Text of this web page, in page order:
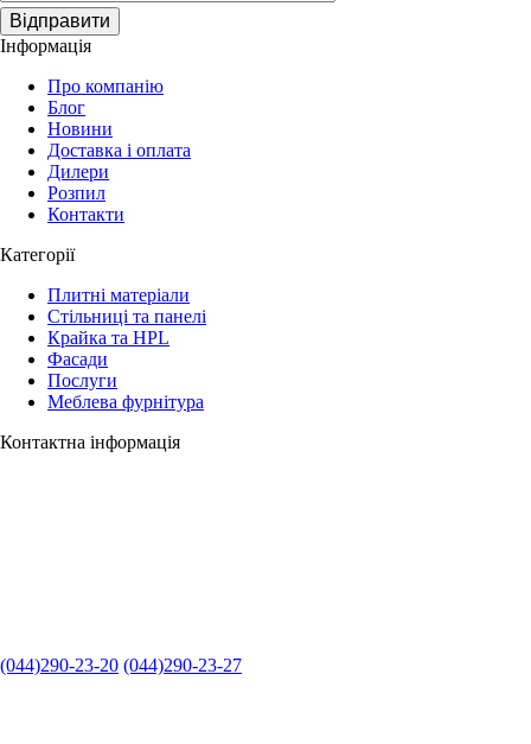
Відправити
Інформація
Про компанію
Блог
Новини
Доставка і оплата
Дилери
Розпил
Контакти
Категорії
Плитні матеріали
Стільниці та панелі
Крайка та HPL
Фасади
Послуги
Меблева фурнітура
Контактна інформація
(044)290-23-20 (044)290-23-27